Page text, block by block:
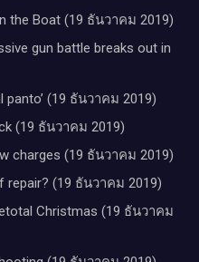
the Boat (19 ธันวาคม 2019)
gun battle breaks out in
(19 ธันวาคม 2019)
(19 ธันวาคม 2019)
charges (19 ธันวาคม 2019)
repair? (19 ธันวาคม 2019)
Christmas (19 ธันวาคม